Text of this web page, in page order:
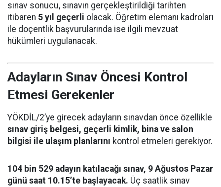
sınav sonucu, sınavın gerçekleştirildiği tarihten
itibaren 5 yıl geçerli olacak. Öğretim elemanı kadroları
ile doçentlik başvurularında ise ilgili mevzuat
hükümleri uygulanacak.
Adayların Sınav Öncesi Kontrol
Etmesi Gerekenler
YÖKDİL/2’ye girecek adayların sınavdan önce özellikle
sınav giriş belgesi, geçerli kimlik, bina ve salon
bilgisi ile ulaşım planlarını kontrol etmeleri gerekiyor.
104 bin 529 adayın katılacağı sınav, 9 Ağustos Pazar
günü saat 10.15’te başlayacak. Üç saatlik sınav